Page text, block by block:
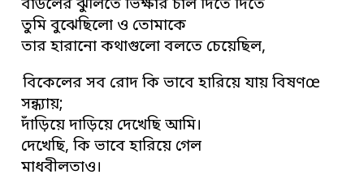
বাউলের ঝুলিতে ভিক্ষার চাল দিতে দিতে
তুমি বুঝেছিলো ও তোমাকে
তার হারানো কথাগুলো বলতে চেয়েছিল,
বিকেলের সব রোদ কি ভাবে হারিয়ে যায় বিষণœ
সন্ধ্যায়;
দাঁড়িয়ে দাড়িয়ে দেখেছি আমি।
দেখেছি, কি ভাবে হারিয়ে গেল
মাধবীলতাও।